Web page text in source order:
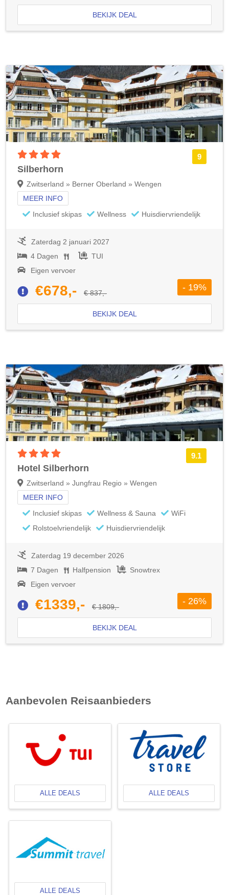
BEKIJK DEAL
9
Silberhorn
Zwitserland » Berner Oberland » Wengen
MEER INFO
Inclusief skipas
Wellness Huisdiervriendelijk
Zaterdag 2 januari 2027
4 Dagen
TUI
Eigen vervoer
€678,- € 837,-
- 19%
BEKIJK DEAL
9.1
Hotel Silberhorn
Zwitserland » Jungfrau Regio » Wengen
MEER INFO
Inclusief skipas
Wellness & Sauna
WiFi
Rolstoelvriendelijk
Huisdiervriendelijk
Zaterdag 19 december 2026
7 Dagen
Halfpension
Snowtrex
Eigen vervoer
€1339,- € 1809,-
- 26%
BEKIJK DEAL
Aanbevolen Reisaanbieders
ALLE DEALS ALLE DEALS
ALLE DEALS